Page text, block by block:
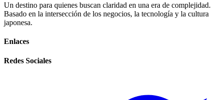
Un destino para quienes buscan claridad en una era de complejidad.
Basado en la intersección de los negocios, la tecnología y la cultura
japonesa.
Enlaces
Redes Sociales